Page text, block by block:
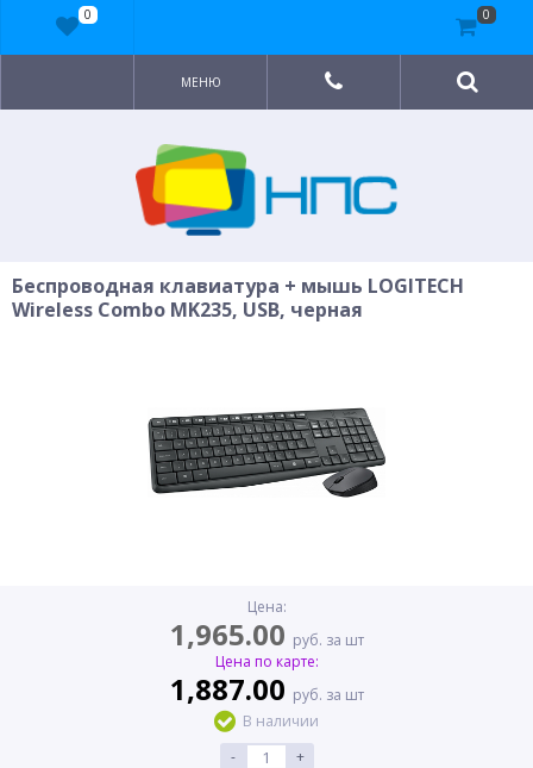
МЕНЮ
Беспроводная клавиатура + мышь LOGITECH
Wireless Combo MK235, USB, черная
Цена:
1,965.00 руб. за шт
Цена по карте:
1,887.00 руб. за шт
В наличии
-
+
0 0